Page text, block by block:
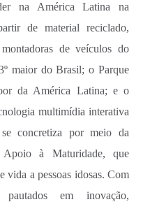
na América Latina na
de material reciclado,
de veículos do
maior do Brasil; o Parque
da América Latina; e o
multimídia interativa
concretiza por meio da
Apoio à Maturidade, que
vida a pessoas idosas. Com
em inovação,